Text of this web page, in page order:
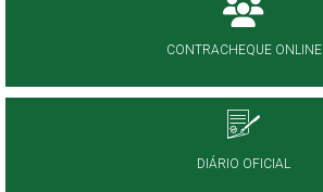
CONTRACHEQUE ONLINE
DIÁRIO OFICIAL